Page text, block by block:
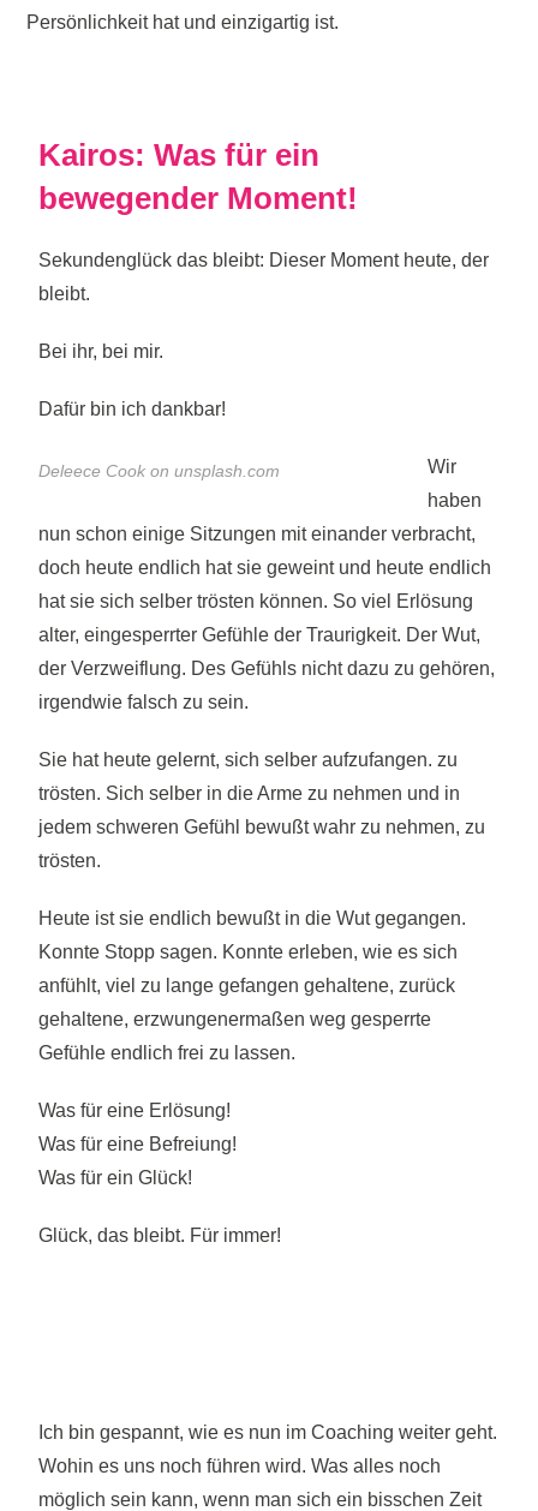
Persönlichkeit hat und einzigartig ist.
Kairos: Was für ein
bewegender Moment!
Sekundenglück das bleibt: Dieser Moment heute, der
bleibt.
Bei ihr, bei mir.
Dafür bin ich dankbar!
Deleece Cook on unsplash.com
Wir
haben
nun schon einige Sitzungen mit einander verbracht,
doch heute endlich hat sie geweint und heute endlich
hat sie sich selber trösten können. So viel Erlösung
alter, eingesperrter Gefühle der Traurigkeit. Der Wut,
der Verzweiflung. Des Gefühls nicht dazu zu gehören,
irgendwie falsch zu sein.
Sie hat heute gelernt, sich selber aufzufangen. zu
trösten. Sich selber in die Arme zu nehmen und in
jedem schweren Gefühl bewußt wahr zu nehmen, zu
trösten.
Heute ist sie endlich bewußt in die Wut gegangen.
Konnte Stopp sagen. Konnte erleben, wie es sich
anfühlt, viel zu lange gefangen gehaltene, zurück
gehaltene, erzwungenermaßen weg gesperrte
Gefühle endlich frei zu lassen.
Was für eine Erlösung!
Was für eine Befreiung!
Was für ein Glück!
Glück, das bleibt. Für immer!
Ich bin gespannt, wie es nun im Coaching weiter geht.
Wohin es uns noch führen wird. Was alles noch
möglich sein kann, wenn man sich ein bisschen Zeit